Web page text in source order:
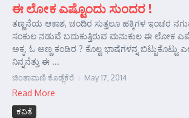
ಈ ಲೋಕ ಎಷ್ಟೊಂದು ಸುಂದರ !
ತಣ್ಣನೆಯ ಆಕಾಶ, ಚಂದಿರ ಸುತ್ತಲೂ ಹಕ್ಕಿಗಳ ಇಂಚರ
ಸಂಕುಲ ನಡುವೆ ಬದುಕುತ್ತಿರುವ ಮನುಕುಲ ಈ ಲೋಕ
ಅಕ್ಕ, ಓ ಅಣ್ಣ ಕಂಡಿರ ? ಕೊಲ್ವ ಭಾಷೆಗಳನ್ನ ಬಿಟ್ಟುಕೊಟ್ಟು
ನಿನ್ನನೆತ್ತು ಈ ...
ಚಿಂತಾಮಣಿ ಕೊಡ್ಲೆಕೆರೆ May 17, 2014
Read More
ಕವಿತೆ